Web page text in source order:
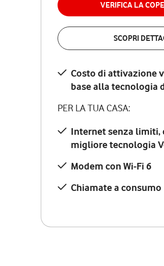
VERIFICA LA
SCOPRI
Costo di attivazione
base alla tecnologia
PER LA TUA CASA:
Internet senza limiti,
migliore tecnologia
Modem con Wi-Fi 6
Chiamate a consumo